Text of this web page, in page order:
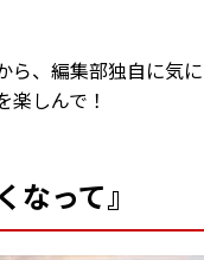
ら、編集部独自に気
楽しんで！
なって』